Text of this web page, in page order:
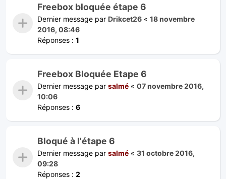
Freebox bloquée étape 6
Dernier message par Drikcet26 « 18 novembre
2016, 08:46
Réponses : 1
Freebox Bloquée Etape 6
Dernier message par salmé « 07 novembre 2016,
10:06
Réponses : 6
Bloqué à l'étape 6
Dernier message par salmé « 31 octobre 2016,
09:28
Réponses : 2